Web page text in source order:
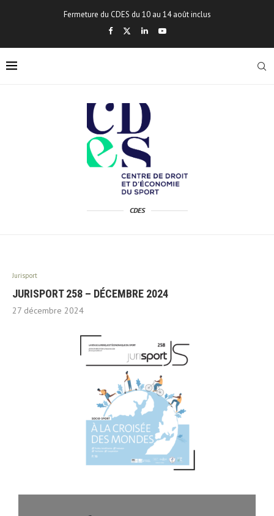
Fermeture du CDES du 10 au 14 août inclus
CDES
Jurisport
JURISPORT 258 – DÉCEMBRE 2024
27 décembre 2024